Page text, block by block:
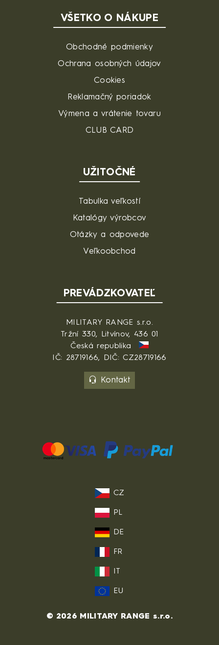
VŠETKO O NÁKUPE
Obchodné podmienky
Ochrana osobných údajov
Cookies
Reklamačný poriadok
Výmena a vrátenie tovaru
CLUB CARD
UŽITOČNÉ
Tabulka veľkostí
Katalógy výrobcov
Otázky a odpovede
Veľkoobchod
PREVÁDZKOVATEĽ
MILITARY RANGE s.r.o.
Tržní 330, Litvínov, 436 01
Česká republika
IČ: 28719166, DIČ: CZ28719166
Kontakt
CZ
PL
DE
FR
IT
EU
© 2026 MILITARY RANGE s.r.o.